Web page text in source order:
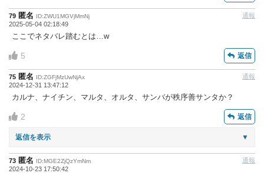
79 匿名 ID:ZWU1MGVjMmNj
2025-05-04 02:18:49
通報
ここでネタバレ踏むとは…w
5 返信
75 匿名 ID:ZGFjMzUwNjAx
2024-12-31 13:47:12
通報
カルナ、ナイチン、マルタ、オルタ、サンバが秩序善サンタか？
2 返信
返信を表示 ▼
73 匿名 ID:MGE2ZjQzYmNm
2024-10-23 17:50:42
通報